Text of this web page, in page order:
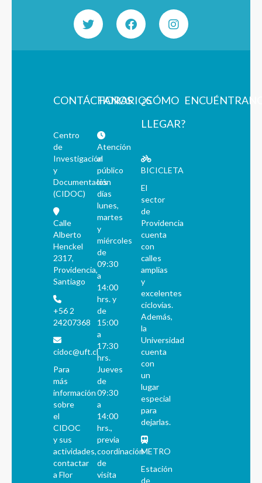
CONTÁCTANOS
Centro
de
Investigación
y
Documentación
(CIDOC)
Calle
Alberto
Henckel
2317,
Providencia,
Santiago
+56 2
24207368
cidoc@uft.cl
Para
más
información
sobre
el
CIDOC
y sus
actividades,
contactar
a Flor
HORARIOS
Atención
al
público
los
días
lunes,
martes
y
miércoles
de
09:30
a
14:00
hrs. y
de
15:00
a
17:30
hrs.
Jueves
de
09:30
a
14:00
hrs.,
previa
coordinación
de
visita
¿CÓMO
LLEGAR?
BICICLETA
El
sector
de
Providencia
cuenta
con
calles
amplias
y
excelentes
ciclovías.
Además,
la
Universidad
cuenta
con
un
lugar
especial
para
dejarlas.
METRO
Estación
de